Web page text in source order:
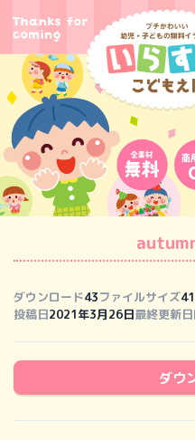
ダウンロード43ファイルサイズ
投稿日2021年3月26日最終更新
ダウ